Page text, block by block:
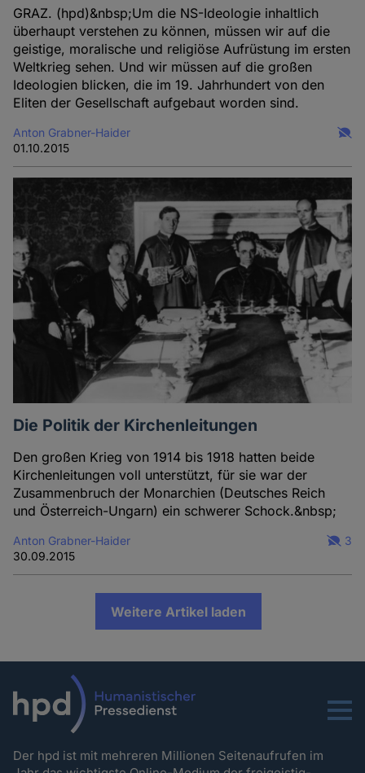
GRAZ. (hpd)&nbsp;Um die NS-Ideologie inhaltlich
überhaupt verstehen zu können, müssen wir auf die
geistige, moralische und religiöse Aufrüstung im ersten
Weltkrieg sehen. Und wir müssen auf die großen
Ideologien blicken, die im 19. Jahrhundert von den
Eliten der Gesellschaft aufgebaut worden sind.
Anton Grabner-Haider
01.10.2015
Die Politik der Kirchenleitungen
Den großen Krieg von 1914 bis 1918 hatten beide
Kirchenleitungen voll unterstützt, für sie war der
Zusammenbruch der Monarchien (Deutsches Reich
und Österreich-Ungarn) ein schwerer Schock.&nbsp;
Anton Grabner-Haider
30.09.2015
3
Weitere Artikel laden
Menu
Der hpd ist mit mehreren Millionen Seitenaufrufen im